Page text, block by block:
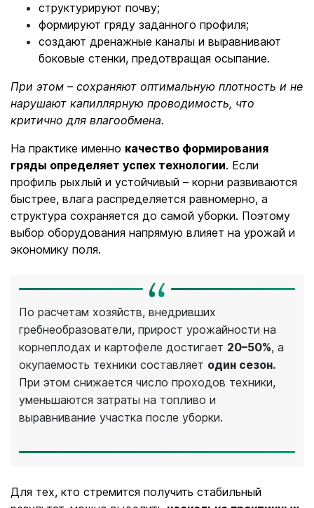
структурируют почву;
формируют гряду заданного профиля;
создают дренажные каналы и выравнивают
боковые стенки, предотвращая осыпание.
При этом – сохраняют оптимальную плотность и не
нарушают капиллярную проводимость, что
критично для влагообмена.
На практике именно качество формирования
гряды определяет успех технологии. Если
профиль рыхлый и устойчивый – корни развиваются
быстрее, влага распределяется равномерно, а
структура сохраняется до самой уборки. Поэтому
выбор оборудования напрямую влияет на урожай и
экономику поля.
По расчетам хозяйств, внедривших
гребнеобразователи, прирост урожайности на
корнеплодах и картофеле достигает 20–50%, а
окупаемость техники составляет один сезон.
При этом снижается число проходов техники,
уменьшаются затраты на топливо и
выравнивание участка после уборки.
Для тех, кто стремится получить стабильный